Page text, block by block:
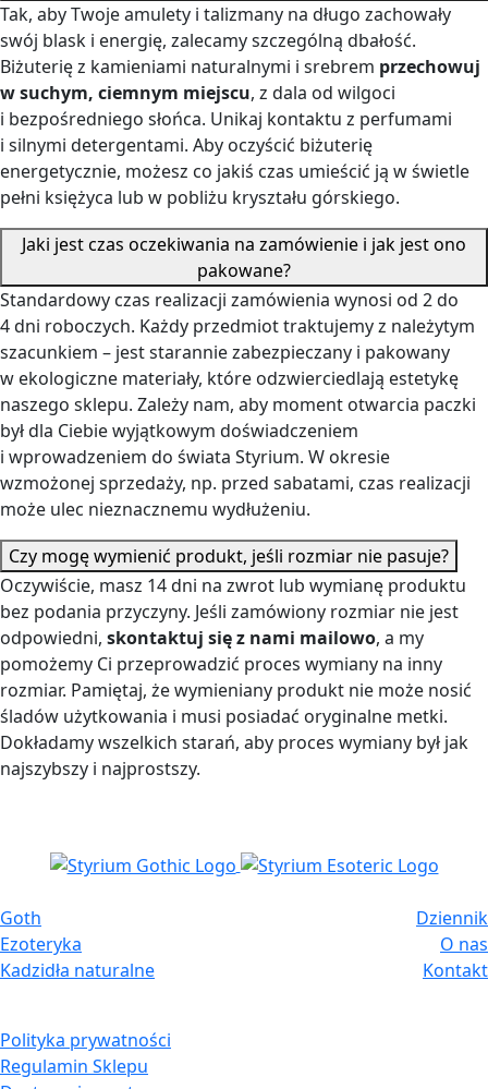
Tak, aby Twoje amulety i talizmany na długo zachowały
swój blask i energię, zalecamy szczególną dbałość.
Biżuterię z kamieniami naturalnymi i srebrem przechowuj
w suchym, ciemnym miejscu, z dala od wilgoci
i bezpośredniego słońca. Unikaj kontaktu z perfumami
i silnymi detergentami. Aby oczyścić biżuterię
energetycznie, możesz co jakiś czas umieścić ją w świetle
pełni księżyca lub w pobliżu kryształu górskiego.
Jaki jest czas oczekiwania na zamówienie i jak jest ono
pakowane?
Standardowy czas realizacji zamówienia wynosi od 2 do
4 dni roboczych. Każdy przedmiot traktujemy z należytym
szacunkiem – jest starannie zabezpieczany i pakowany
w ekologiczne materiały, które odzwierciedlają estetykę
naszego sklepu. Zależy nam, aby moment otwarcia paczki
był dla Ciebie wyjątkowym doświadczeniem
i wprowadzeniem do świata Styrium. W okresie
wzmożonej sprzedaży, np. przed sabatami, czas realizacji
może ulec nieznacznemu wydłużeniu.
Czy mogę wymienić produkt, jeśli rozmiar nie pasuje?
Oczywiście, masz 14 dni na zwrot lub wymianę produktu
bez podania przyczyny. Jeśli zamówiony rozmiar nie jest
odpowiedni, skontaktuj się z nami mailowo, a my
pomożemy Ci przeprowadzić proces wymiany na inny
rozmiar. Pamiętaj, że wymieniany produkt nie może nosić
śladów użytkowania i musi posiadać oryginalne metki.
Dokładamy wszelkich starań, aby proces wymiany był jak
najszybszy i najprostszy.
Goth
Ezoteryka
Kadzidła naturalne
Dziennik
O nas
Kontakt
Polityka prywatności
Regulamin Sklepu